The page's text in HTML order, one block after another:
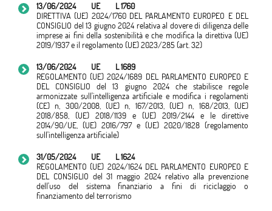
13/06/2024
UE
L 1760
DIRETTIVA (UE) 2024/1760 DEL PARLAMENTO EUROPEO E DEL
CONSIGLIO del 13 giugno 2024 relativa al dovere di diligenza delle
imprese ai fini della sostenibilità e che modifica la direttiva (UE)
2019/1937 e il regolamento (UE) 2023/285 (art. 32)
13/06/2024
UE
L 1689
REGOLAMENTO (UE) 2024/1689 DEL PARLAMENTO EUROPEO E
DEL CONSIGLIO del 13 giugno 2024 che stabilisce regole
armonizzate sull'intelligenza artificiale e modifica i regolamenti
(CE) n, 300/2008, (UE) n, 167/2013, (UE) n, 168/2013, (UE)
2018/858, (UE) 2018/1139 e (UE) 2019/2144 e le direttive
2014/90/UE, (UE) 2016/797 e (UE) 2020/1828 (regolamento
sull'intelligenza artificiale)
31/05/2024
UE
L 1624
REGOLAMENTO (UE) 2024/1624 DEL PARLAMENTO EUROPEO E
DEL CONSIGLIO del 31 maggio 2024 relativo alla prevenzione
dell'uso del sistema finanziario a fini di riciclaggio o
finanziamento del terrorismo